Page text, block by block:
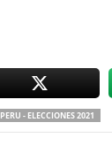
PERU - ELECCIONES 2021